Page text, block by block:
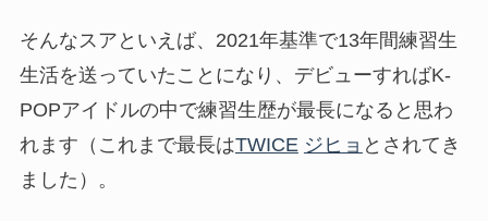
そんなスアといえば、2021年基準で13年間練習生
生活を送っていたことになり、デビューすればK-
POPアイドルの中で練習生歴が最長になると思わ
れます（これまで最長はTWICE ジヒョ とされてき
ました）。